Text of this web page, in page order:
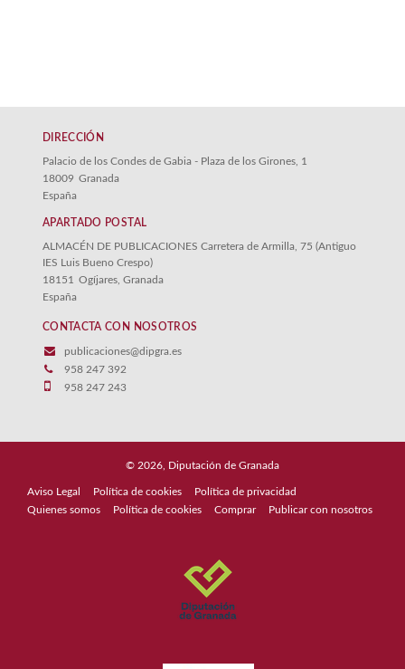
DIRECCIÓN
Palacio de los Condes de Gabia - Plaza de los Girones, 1
18009 Granada
España
APARTADO POSTAL
ALMACÉN DE PUBLICACIONES Carretera de Armilla, 75 (Antiguo
IES Luis Bueno Crespo)
18151 Ogíjares, Granada
España
CONTACTA CON NOSOTROS
publicaciones@dipgra.es
958 247 392
958 247 243
© 2026, Diputación de Granada
Aviso Legal Política de cookies
Política de privacidad
Quienes somos
Política de cookies Comprar Publicar con nosotros